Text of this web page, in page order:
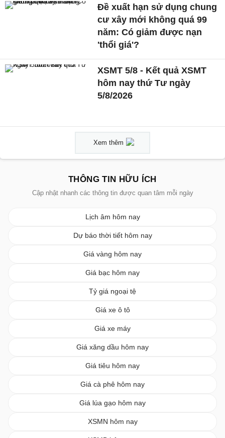
Đề xuất hạn sử dụng chung
cư xây mới không quá 99
năm: Có giảm được nạn
'thổi giá'?
XSMT 5/8 - Kết quả XSMT
hôm nay thứ Tư ngày
5/8/2026
Xem thêm
THÔNG TIN HỮU ÍCH
Cập nhật nhanh các thông tin được quan tâm mỗi ngày
Lịch âm hôm nay
Dự báo thời tiết hôm nay
Giá vàng hôm nay
Giá bạc hôm nay
Tỷ giá ngoại tệ
Giá xe ô tô
Giá xe máy
Giá xăng dầu hôm nay
Giá tiêu hôm nay
Giá cà phê hôm nay
Giá lúa gạo hôm nay
XSMN hôm nay